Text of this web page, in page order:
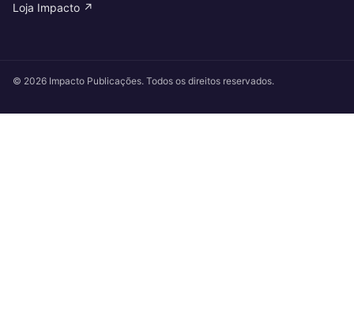
Loja Impacto ↗
© 2026 Impacto Publicações. Todos os direitos reservados.